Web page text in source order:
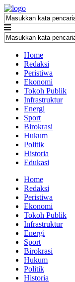
Home
Redaksi
Peristiwa
Ekonomi
Tokoh Publik
Infrastruktur
Energi
Sport
Birokrasi
Hukum
Politik
Historia
Edukasi
Home
Redaksi
Peristiwa
Ekonomi
Tokoh Publik
Infrastruktur
Energi
Sport
Birokrasi
Hukum
Politik
Historia